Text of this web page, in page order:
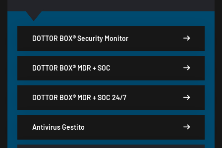
DOTTOR BOX® Security Monitor
DOTTOR BOX® MDR + SOC
DOTTOR BOX® MDR + SOC 24/7
Antivirus Gestito